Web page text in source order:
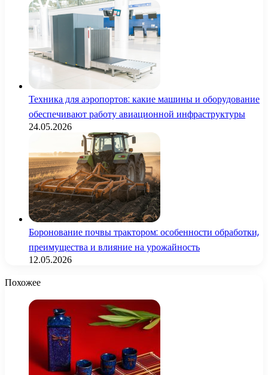
Техника для аэропортов: какие машины и оборудование
обеспечивают работу авиационной инфраструктуры
24.05.2026
Боронование почвы трактором: особенности обработки,
преимущества и влияние на урожайность
12.05.2026
Похожее